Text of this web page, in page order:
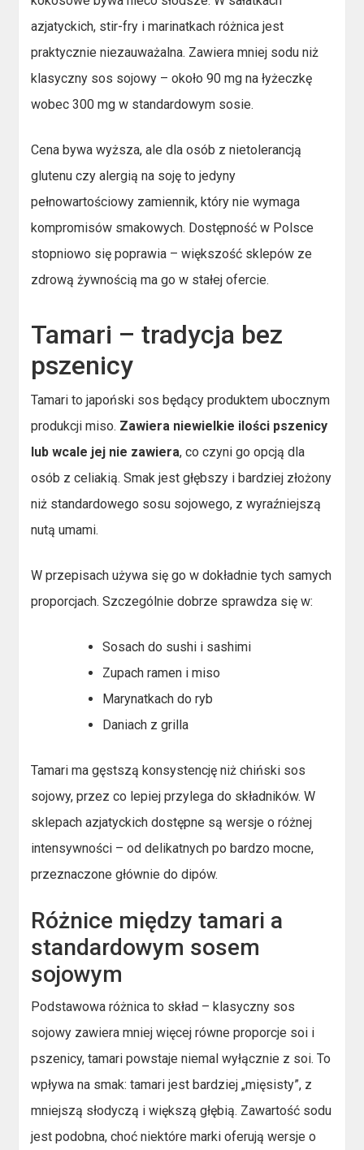
azjatyckich, stir-fry i marinatkach różnica jest
praktycznie niezauważalna. Zawiera mniej sodu niż
klasyczny sos sojowy – około 90 mg na łyżeczkę
wobec 300 mg w standardowym sosie.
Cena bywa wyższa, ale dla osób z nietolerancją
glutenu czy alergią na soję to jedyny
pełnowartościowy zamiennik, który nie wymaga
kompromisów smakowych. Dostępność w Polsce
stopniowo się poprawia – większość sklepów ze
zdrową żywnością ma go w stałej ofercie.
Tamari – tradycja bez
pszenicy
Tamari to japoński sos będący produktem ubocznym
produkcji miso. Zawiera niewielkie ilości pszenicy
lub wcale jej nie zawiera, co czyni go opcją dla
osób z celiakią. Smak jest głębszy i bardziej złożony
niż standardowego sosu sojowego, z wyraźniejszą
nutą umami.
W przepisach używa się go w dokładnie tych samych
proporcjach. Szczególnie dobrze sprawdza się w:
Sosach do sushi i sashimi
Zupach ramen i miso
Marynatkach do ryb
Daniach z grilla
Tamari ma gęstszą konsystencję niż chiński sos
sojowy, przez co lepiej przylega do składników. W
sklepach azjatyckich dostępne są wersje o różnej
intensywności – od delikatnych po bardzo mocne,
przeznaczone głównie do dipów.
Różnice między tamari a
standardowym sosem
sojowym
Podstawowa różnica to skład – klasyczny sos
sojowy zawiera mniej więcej równe proporcje soi i
pszenicy, tamari powstaje niemal wyłącznie z soi. To
wpływa na smak: tamari jest bardziej „mięsisty”, z
mniejszą słodyczą i większą głębią. Zawartość sodu
jest podobna, choć niektóre marki oferują wersje o